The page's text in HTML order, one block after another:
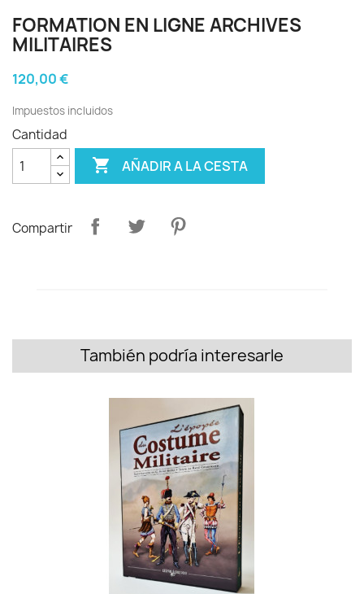
FORMATION EN LIGNE ARCHIVES
MILITAIRES
120,00 €
Impuestos incluidos
Cantidad
 AÑADIR A LA CESTA
Compartir
También podría interesarle